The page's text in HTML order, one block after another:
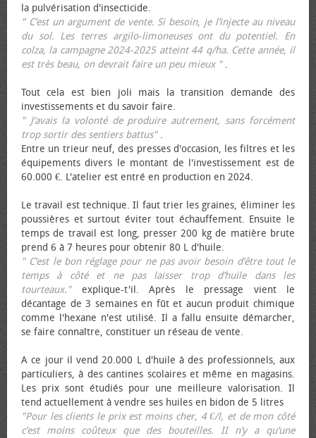
la pulvérisation d'insecticide.
" C’est un argument de vente. Si besoin, je l’injecte au niveau
du sol. Les terres argilo-limoneuses ont du potentiel. En
colza, la campagne 2024-2025 atteint 44 q/ha. Cette année, il
est très beau, on devrait faire un peu mieux ".
Tout cela est bien joli mais la transition demande des
investissements et du savoir faire.
" J’avais la volonté de produire autrement, sans forcément
trop sortir des sentiers battus".
Entre un trieur neuf, des presses d'occasion, les filtres et les
équipements divers le montant de l'investissement est de
60.000 €. L'atelier est entré en production en 2024.
Le travail est technique. Il faut trier les graines, éliminer les
poussières et surtout éviter tout échauffement. Ensuite le
temps de travail est long, presser 200 kg de matière brute
prend 6 à 7 heures pour obtenir 80 L d'huile.
" C’est le bon réglage pour ne pas avoir besoin d’être tout le
temps à côté et ne pas laisser trop d’huile dans les
tourteaux."explique-t'il. Après le pressage vient le
décantage de 3 semaines en fût et aucun produit chimique
comme l'hexane n'est utilisé. Il a fallu ensuite démarcher,
se faire connaître, constituer un réseau de vente.
A ce jour il vend 20.000 L d'huile à des professionnels, aux
particuliers, à des cantines scolaires et même en magasins.
Les prix sont étudiés pour une meilleure valorisation. Il
tend actuellement à vendre ses huiles en bidon de 5 litres
"Pour les clients le prix est moins cher, 4 €/l, et de mon côté
c’est moins coûteux que des bouteilles. II n’y a qu’une